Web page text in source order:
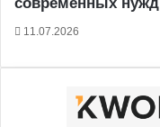
11.07.2026